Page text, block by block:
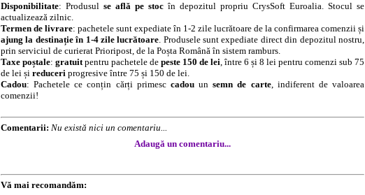
Disponibilitate: Produsul se află pe stoc în depozitul propriu CrysSoft Euroalia. Stocul se
actualizează zilnic.
Termen de livrare: pachetele sunt expediate în 1-2 zile lucrătoare de la confirmarea comenzii și
ajung la destinație în 1-4 zile lucrătoare. Produsele sunt expediate direct din depozitul nostru,
prin serviciul de curierat Prioripost, de la Poșta Română în sistem ramburs.
Taxe poștale: gratuitpentru pachetele de peste 150 de lei, între 6 și 8 lei pentru comenzi sub 75
de lei și reduceri progresive între 75 și 150 de lei.
Cadou: Pachetele ce conțin cărți primesc cadouunsemn de carte, indiferent de valoarea
comenzii!
Comentarii: Nu există nici un comentariu...
Adaugă un comentariu...
Vă mai recomandăm: